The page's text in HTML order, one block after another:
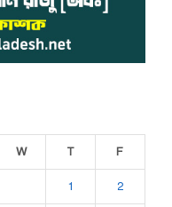
W T F
1 2